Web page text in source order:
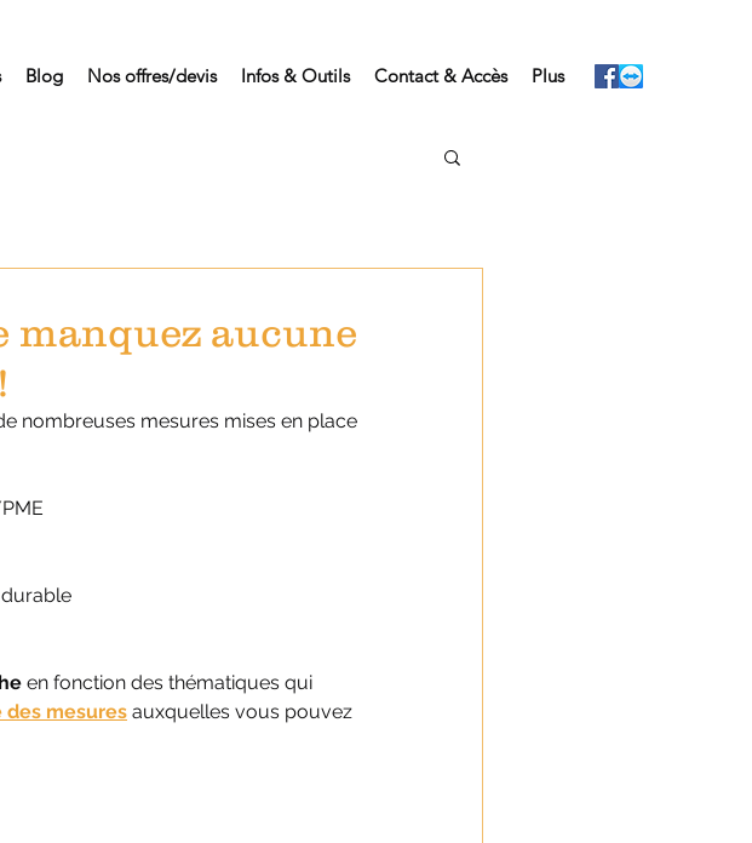
Blog Nos offres/devis Infos & Outils Contact & Accès Plus
manquez aucune
nombreuses mesures mises en place
en fonction des thématiques qui
des mesures auxquelles vous pouvez